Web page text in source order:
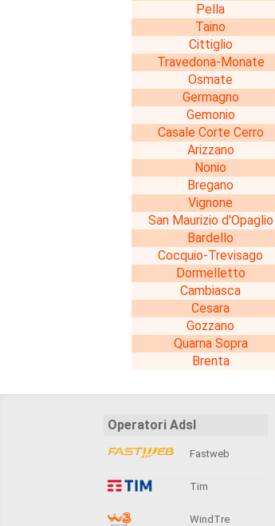
Pella
Taino
Cittiglio
Travedona-Monate
Osmate
Germagno
Gemonio
Casale Corte Cerro
Arizzano
Nonio
Bregano
Vignone
San Maurizio d'Opaglio
Bardello
Cocquio-Trevisago
Dormelletto
Cambiasca
Cesara
Gozzano
Quarna Sopra
Brenta
Operatori Adsl
Fastweb
Tim
WindTre